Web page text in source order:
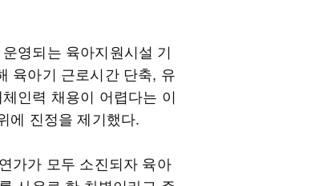
영되는 육아지원시설 기
육아기 근로시간 단축, 유
인력 채용이 어렵다는 이
에 진정을 제기했다.
가가 모두 소진되자 육아